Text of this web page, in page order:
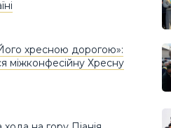
хресною дорогою»:
міжконфесійну Хресну